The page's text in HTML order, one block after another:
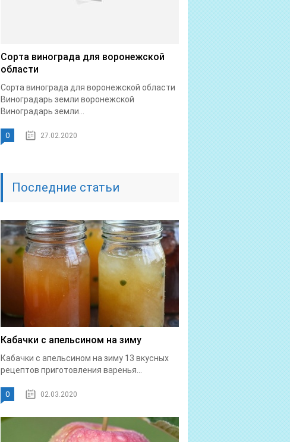
Сорта винограда для воронежской
области
Сорта винограда для воронежской области
Виноградарь земли воронежской
Виноградарь земли...
0 27.02.2020
Последние статьи
Кабачки с апельсином на зиму
Кабачки с апельсином на зиму 13 вкусных
рецептов приготовления варенья...
0 02.03.2020